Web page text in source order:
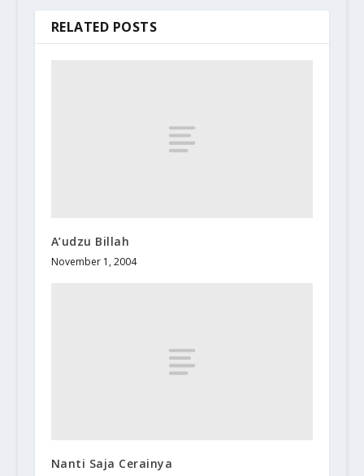
RELATED POSTS
A’udzu Billah
November 1, 2004
Nanti Saja Cerainya